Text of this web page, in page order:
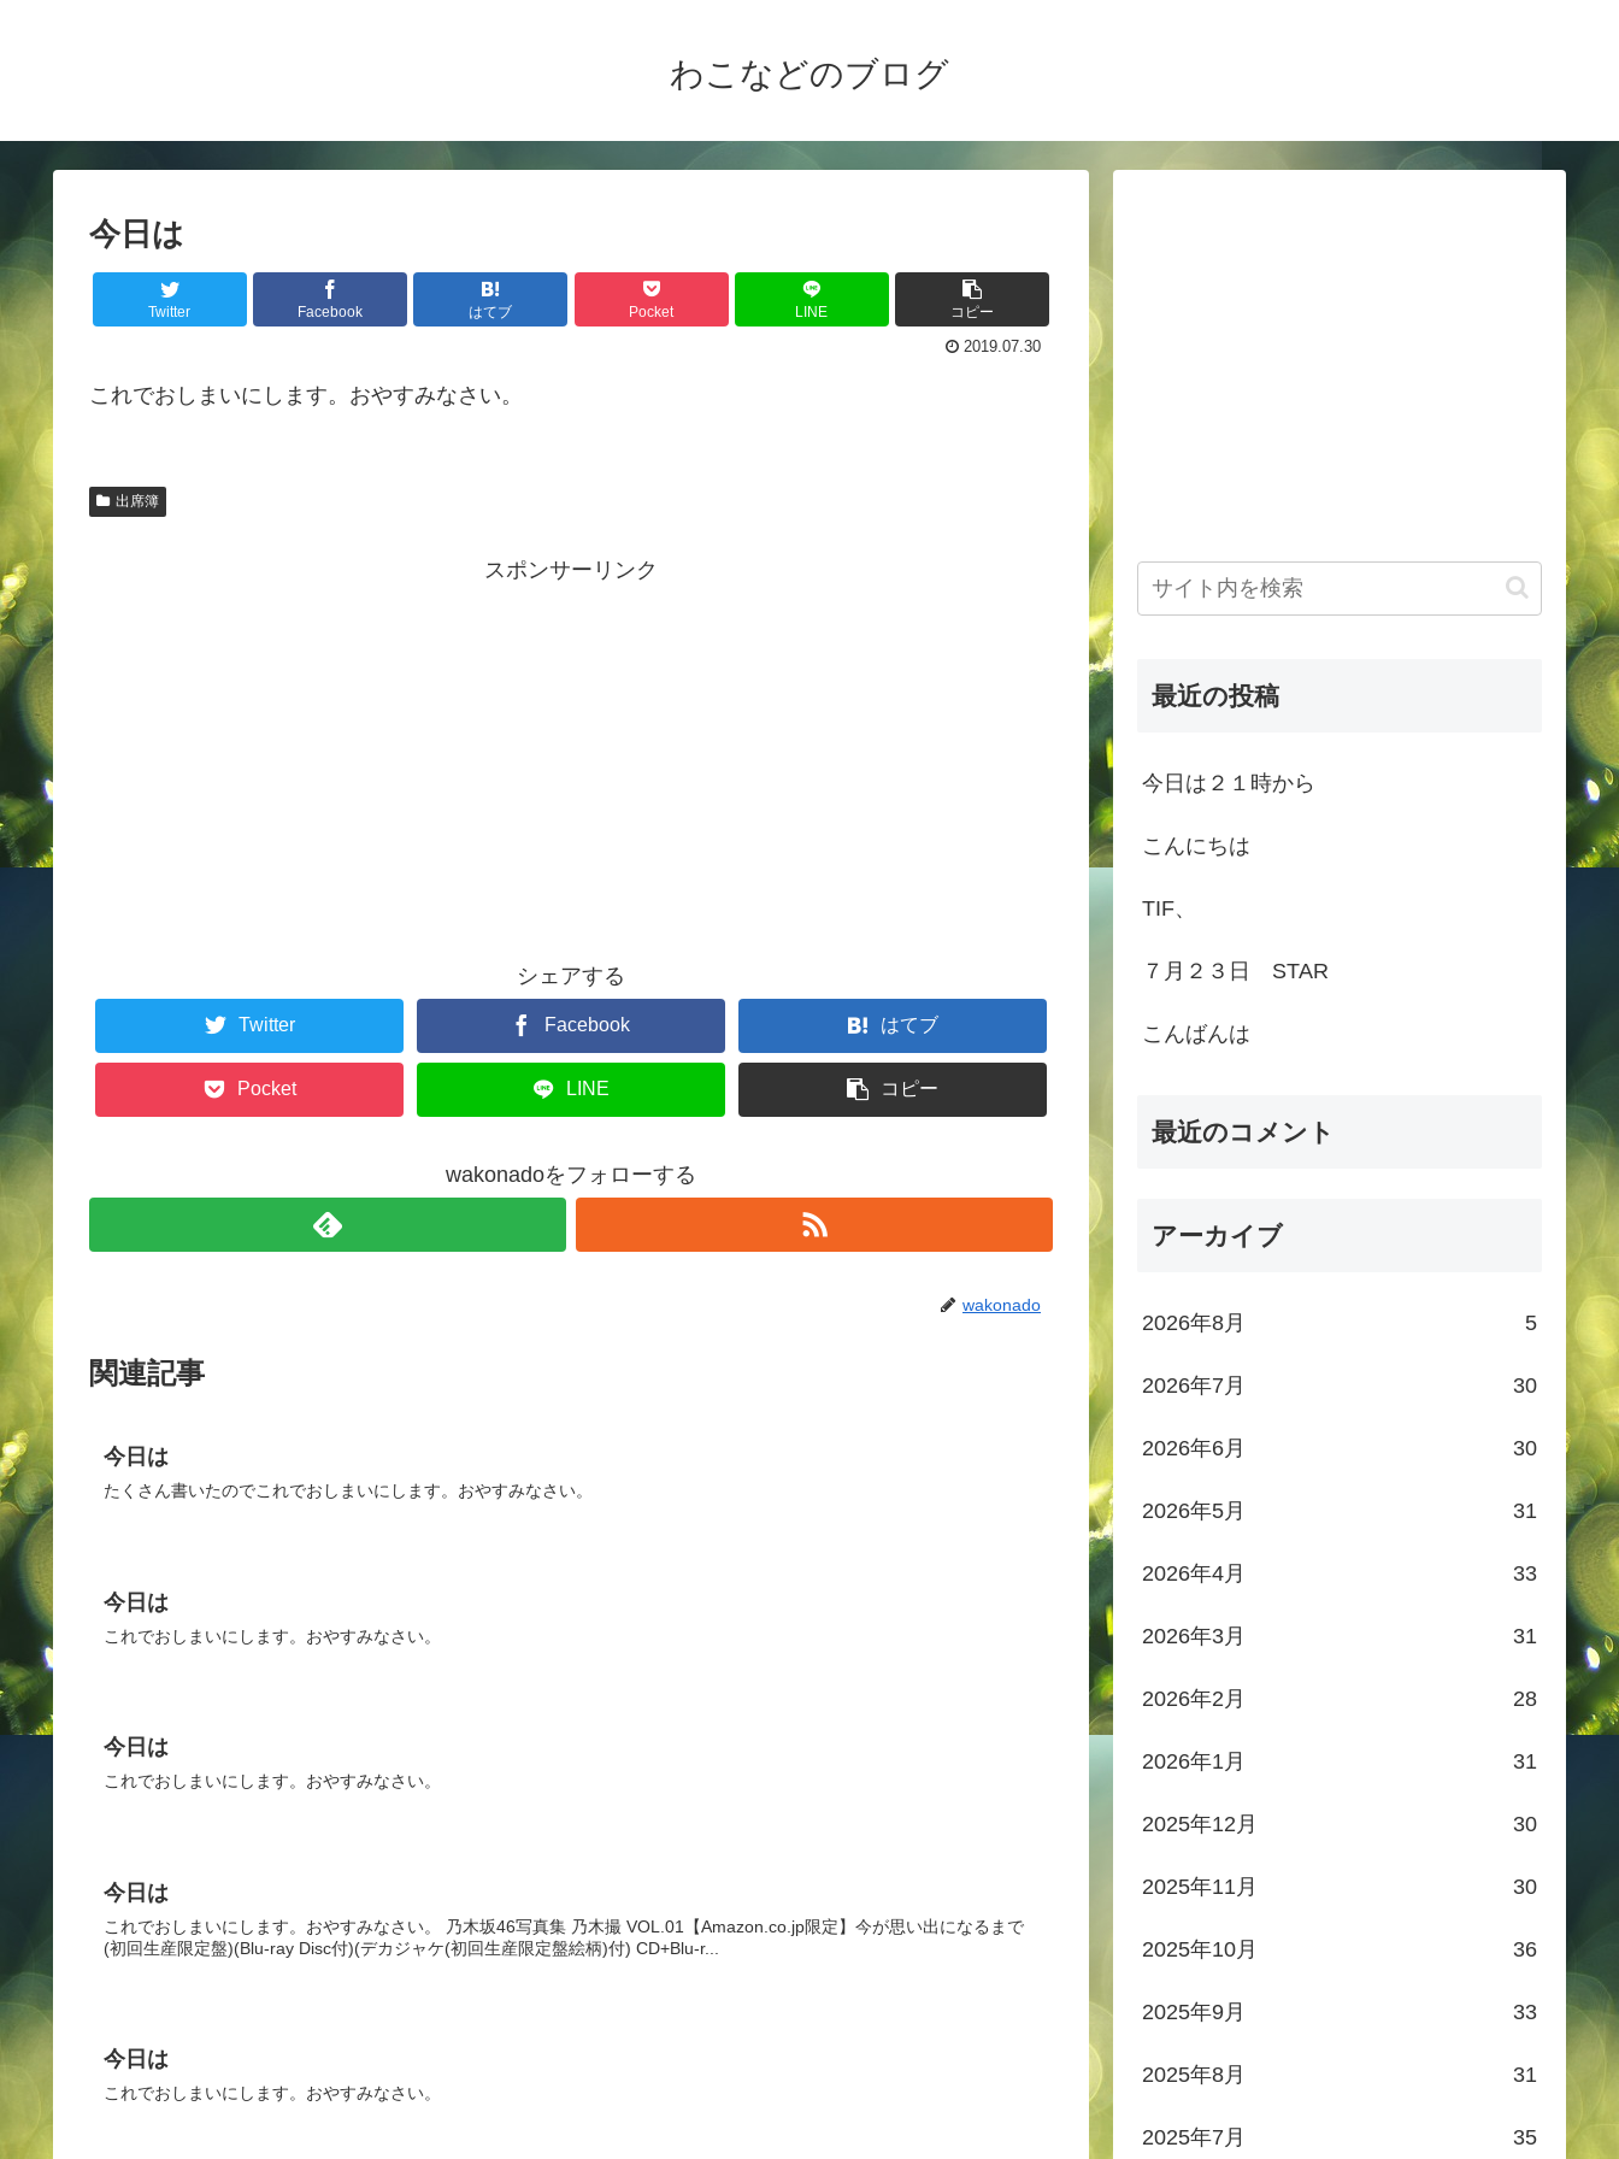
わこなどのブログ
今日は
Twitter Facebook はてブ Pocket LINE コピー
2019.07.30
これでおしまいにします。おやすみなさい。
出席簿
スポンサーリンク
シェアする
Twitter Facebook はてブ
Pocket LINE コピー
wakonadoをフォローする
wakonado
関連記事
今日は
たくさん書いたのでこれでおしまいにします。おやすみなさい。
今日は
これでおしまいにします。おやすみなさい。
今日は
これでおしまいにします。おやすみなさい。
今日は
これでおしまいにします。おやすみなさい。 乃木坂46写真集 乃木撮 VOL.01【Amazon.co.jp限定】今が思い出になるまで
(初回生産限定盤)(Blu-ray Disc付)(デカジャケ(初回生産限定盤絵柄)付) CD+Blu-r...
今日は
これでおしまいにします。おやすみなさい。
最近の投稿
今日は２１時から
こんにちは
TIF、
７月２３日 STAR
こんばんは
最近のコメント
アーカイブ
2026年8月 5
2026年7月 30
2026年6月 30
2026年5月 31
2026年4月 33
2026年3月 31
2026年2月 28
2026年1月 31
2025年12月 30
2025年11月 30
2025年10月 36
2025年9月 33
2025年8月 31
2025年7月 35